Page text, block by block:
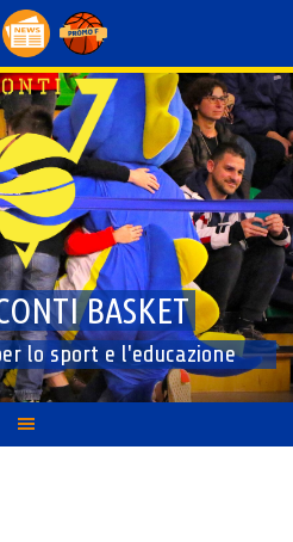
BASKET
lo sport e l'educazione